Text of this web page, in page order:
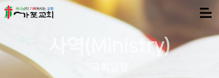
사역(Ministry)